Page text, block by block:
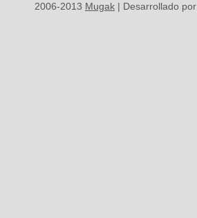
2006-2013 Mugak | Desarrollado por